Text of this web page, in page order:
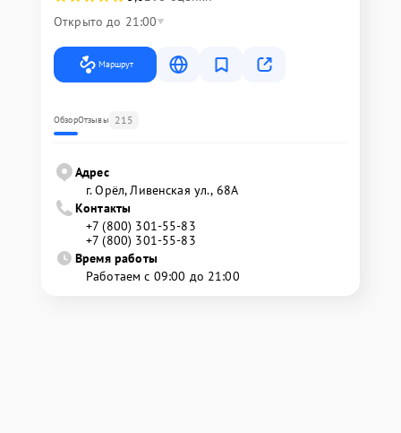
Открыто до 21:00
Маршрут
ОбзорОтзывы 215
Адрес
г. Орёл, Ливенская ул., 68А
Контакты
+7 (800) 301-55-83
+7 (800) 301-55-83
Время работы
Работаем с 09:00 до 21:00